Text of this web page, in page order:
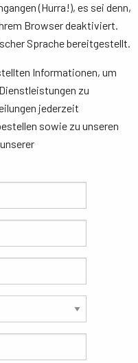
(Hurra!), es sei denn,
Browser deaktiviert.
Sprache bereitgestellt.
Informationen, um
zu
jederzeit
sowie zu unseren